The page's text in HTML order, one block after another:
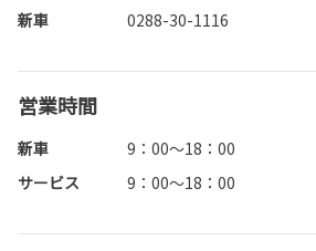
新車 0288-30-1116
営業時間
新車
9：00～18：00
サービス
9：00～18：00